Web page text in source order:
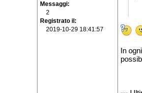
Messaggi
2
Registrato il
2019-10-29 18:41:57
In